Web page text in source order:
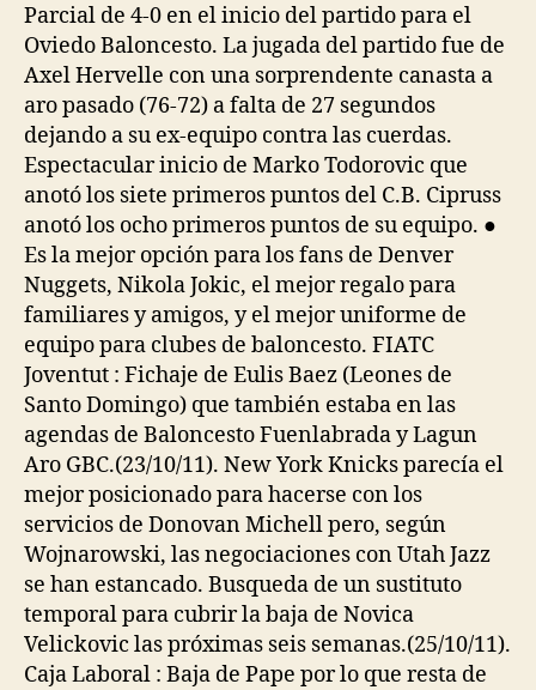
Parcial de 4-0 en el inicio del partido para el
Oviedo Baloncesto. La jugada del partido fue de
Axel Hervelle con una sorprendente canasta a
aro pasado (76-72) a falta de 27 segundos
dejando a su ex-equipo contra las cuerdas.
Espectacular inicio de Marko Todorovic que
anotó los siete primeros puntos del C.B. Cipruss
anotó los ocho primeros puntos de su equipo. ●
Es la mejor opción para los fans de Denver
Nuggets, Nikola Jokic, el mejor regalo para
familiares y amigos, y el mejor uniforme de
equipo para clubes de baloncesto. FIATC
Joventut : Fichaje de Eulis Baez (Leones de
Santo Domingo) que también estaba en las
agendas de Baloncesto Fuenlabrada y Lagun
Aro GBC.(23/10/11). New York Knicks parecía el
mejor posicionado para hacerse con los
servicios de Donovan Michell pero, según
Wojnarowski, las negociaciones con Utah Jazz
se han estancado. Busqueda de un sustituto
temporal para cubrir la baja de Novica
Velickovic las próximas seis semanas.(25/10/11).
Caja Laboral : Baja de Pape por lo que resta de